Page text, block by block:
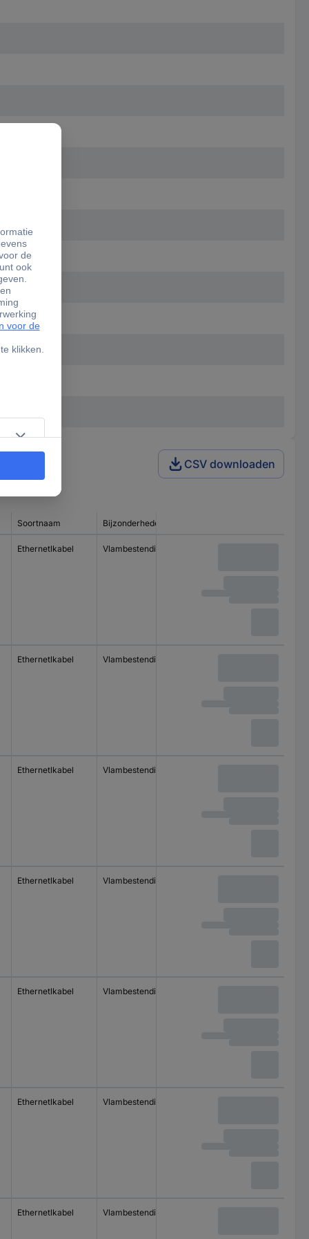
CSV downloaden
Soortnaam Bijzonderheden
Ethernetlkabel Vlambestendig
Ethernetlkabel Vlambestendig
Ethernetlkabel Vlambestendig
Ethernetlkabel Vlambestendig
Ethernetlkabel Vlambestendig
Ethernetlkabel Vlambestendig
Ethernetlkabel Vlambestendig